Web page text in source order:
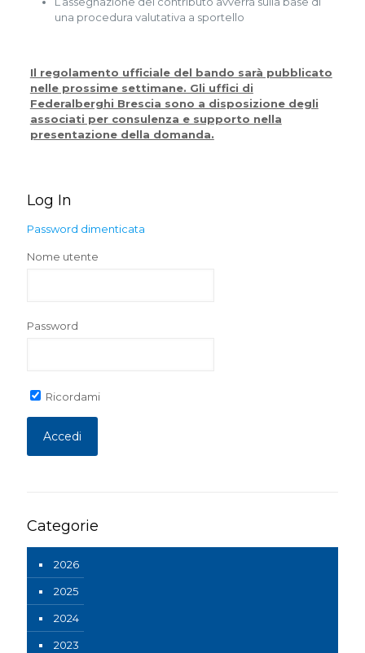
una procedura valutativa a sportello
Il regolamento ufficiale del bando sarà pubblicato
nelle prossime settimane. Gli uffici di
Federalberghi Brescia sono a disposizione degli
associati per consulenza e supporto nella
presentazione della domanda.
Log In
Password dimenticata
Nome utente
Password
Ricordami
Categorie
2026
2025
2024
2023